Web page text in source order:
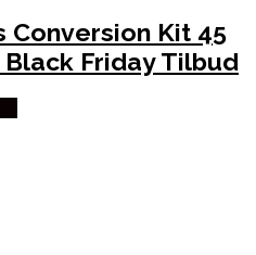
Conversion Kit 45
Black Friday Tilbud